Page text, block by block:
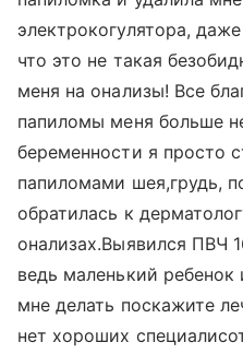
электрокогулятора,
что это не такая
меня на онализы! Все
папиломы меня больше
беременности я просто
папиломами шея,грудь,
обратилась к
онализах.Выявился ПВЧ
ведь маленький
мне делать поскажите
нет хороших